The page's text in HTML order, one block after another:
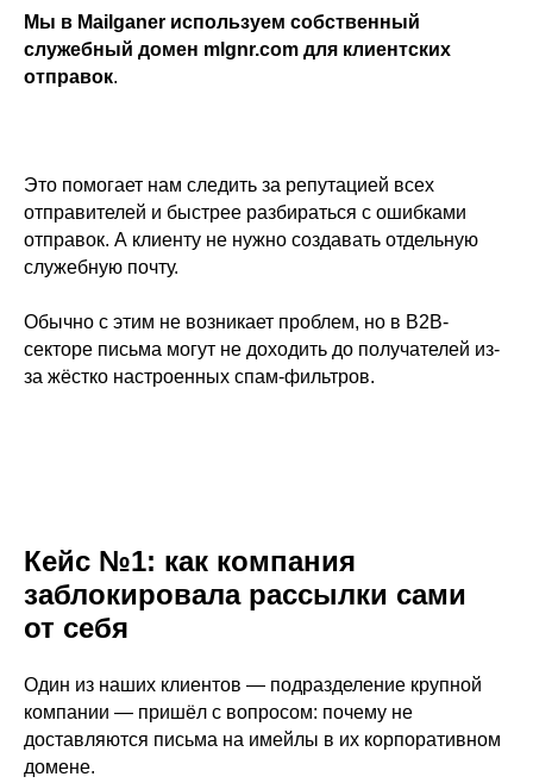
Мы в Mailganer используем собственный
служебный домен mlgnr.com для клиентских
отправок.
Это помогает нам следить за репутацией всех
отправителей и быстрее разбираться с ошибками
отправок. А клиенту не нужно создавать отдельную
служебную почту.
Обычно с этим не возникает проблем, но в B2B-
секторе письма могут не доходить до получателей из-
за жёстко настроенных спам-фильтров.
Кейс №1: как компания
заблокировала рассылки сами
от себя
Один из наших клиентов — подразделение крупной
компании — пришёл с вопросом: почему не
доставляются письма на имейлы в их корпоративном
домене.